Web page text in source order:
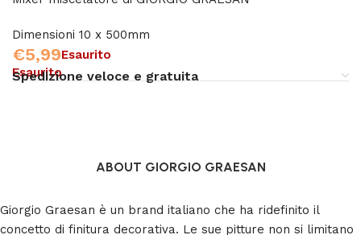
Dimensioni 10 x 500mm
€5,99Esaurito
Esaurito
Spedizione veloce e gratuita
ABOUT GIORGIO GRAESAN
Giorgio Graesan è un brand italiano che ha ridefinito il
concetto di finitura decorativa. Le sue pitture non si limitano